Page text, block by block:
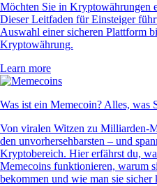
Möchten Sie in Kryptowährungen
Dieser Leitfaden für Einsteiger
Auswahl einer sicheren Plattform
Kryptowährung.
Learn more
Was ist ein Memecoin? Alles, was
Von viralen Witzen zu Milliarden-
den unvorhersehbarsten – und
Kryptobereich. Hier erfährst du,
Memecoins funktionieren, warum
bekommen und wie man sie sicher